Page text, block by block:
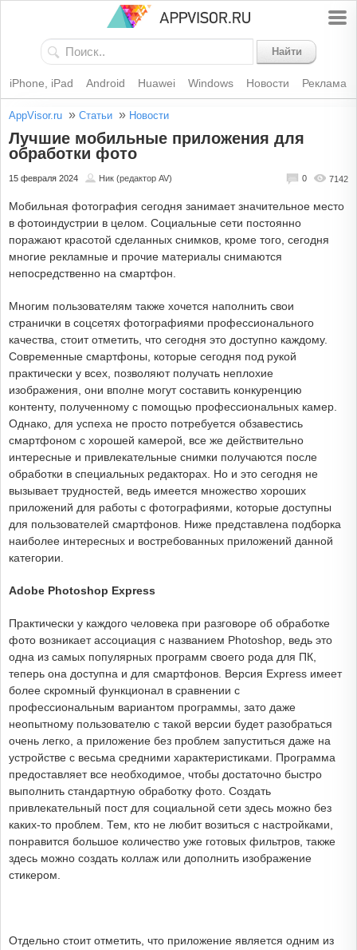
Найти
iPhone, iPad Android Huawei Windows Новости Реклама
AppVisor.ru » Статьи » Новости
Лучшие мобильные приложения для
обработки фото
15 февраля 2024 Ник (редактор AV) 7142
0
Мобильная фотография сегодня занимает значительное место
в фотоиндустрии в целом. Социальные сети постоянно
поражают красотой сделанных снимков, кроме того, сегодня
многие рекламные и прочие материалы снимаются
непосредственно на смартфон.
Многим пользователям также хочется наполнить свои
странички в соцсетях фотографиями профессионального
качества, стоит отметить, что сегодня это доступно каждому.
Современные смартфоны, которые сегодня под рукой
практически у всех, позволяют получать неплохие
изображения, они вполне могут составить конкуренцию
контенту, полученному с помощью профессиональных камер.
Однако, для успеха не просто потребуется обзавестись
смартфоном с хорошей камерой, все же действительно
интересные и привлекательные снимки получаются после
обработки в специальных редакторах. Но и это сегодня не
вызывает трудностей, ведь имеется множество хороших
приложений для работы с фотографиями, которые доступны
для пользователей смартфонов. Ниже представлена подборка
наиболее интересных и востребованных приложений данной
категории.
Adobe Photoshop Express
Практически у каждого человека при разговоре об обработке
фото возникает ассоциация с названием Photoshop, ведь это
одна из самых популярных программ своего рода для ПК,
теперь она доступна и для смартфонов. Версия Express имеет
более скромный функционал в сравнении с
профессиональным вариантом программы, зато даже
неопытному пользователю с такой версии будет разобраться
очень легко, а приложение без проблем запуститься даже на
устройстве с весьма средними характеристиками. Программа
предоставляет все необходимое, чтобы достаточно быстро
выполнить стандартную обработку фото. Создать
привлекательный пост для социальной сети здесь можно без
каких-то проблем. Тем, кто не любит возиться с настройками,
понравится большое количество уже готовых фильтров, также
здесь можно создать коллаж или дополнить изображение
стикером.
Отдельно стоит отметить, что приложение является одним из